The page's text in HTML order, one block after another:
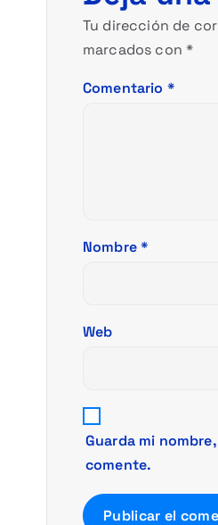
Tu dirección de
marcados con*
Comentario *
Nombre*
Web
Guarda mi
comente.